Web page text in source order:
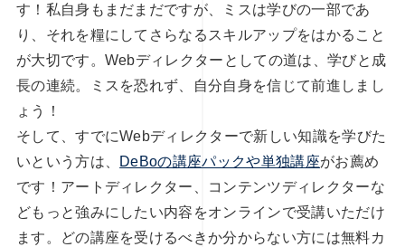
す！私自身もまだまだですが、ミスは学びの一部であ
り、それを糧にしてさらなるスキルアップをはかること
が大切です。Webディレクターとしての道は、学びと成
長の連続。ミスを恐れず、自分自身を信じて前進しまし
ょう！
そして、すでにWebディレクターで新しい知識を学びた
いという方は、
DeBoの講座パックや単独講座がお薦め
です！アートディレクター、コンテンツディレクターな
どもっと強みにしたい内容をオンラインで受講いただけ
ます。どの講座を受けるべきか分からない方には無料カ